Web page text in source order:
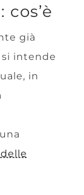
già
intende
in